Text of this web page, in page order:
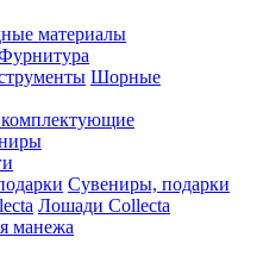
материалы
Шорные
комплектующие
Сувениры, подарки
Лошади Collecta
манежа